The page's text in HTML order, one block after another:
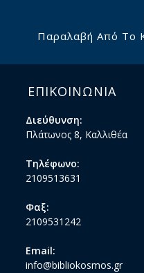
Παραλαβή Από Το
ΕΠΙΚΟΙΝΩΝΙΑ
Διεύθυνση:
Πλάτωνος 8, Καλλιθέα
Τηλέφωνο:
2109513631
Φαξ:
2109531242
Email:
info@bibliokosmos.gr